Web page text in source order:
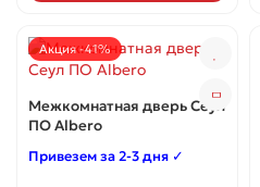
Акция -41%
Межкомнатная дверь Сеул
ПО Albero
Привезем за 2-3 дня ✓